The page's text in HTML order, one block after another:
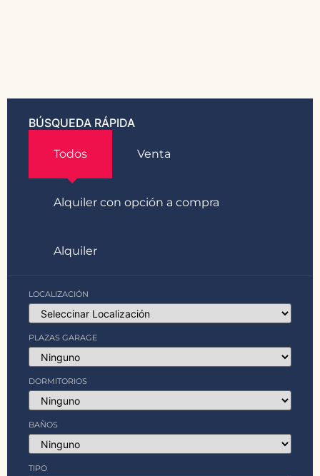
BÚSQUEDA RÁPIDA
Todos Venta
Alquiler con opción a compra
Alquiler
LOCALIZACIÓN
PLAZAS GARAGE
DORMITORIOS
BAÑOS
TIPO